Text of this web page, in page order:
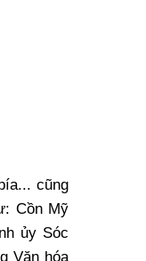
cũng
Cồn Mỹ
ủy Sóc
Văn hóa